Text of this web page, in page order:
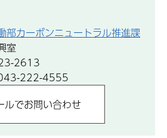
部カーボンニュートラル推進課
室
2613
043-222-4555